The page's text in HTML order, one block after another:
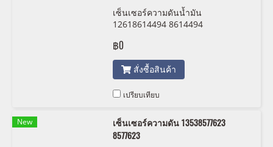
เซ็นเซอร์ความดันน้ำมัน
12618614494 8614494
฿0
สั่งซื้อสินค้า
เปรียบเทียบ
New
เซ็นเซอร์ความดัน 13538577623
8577623